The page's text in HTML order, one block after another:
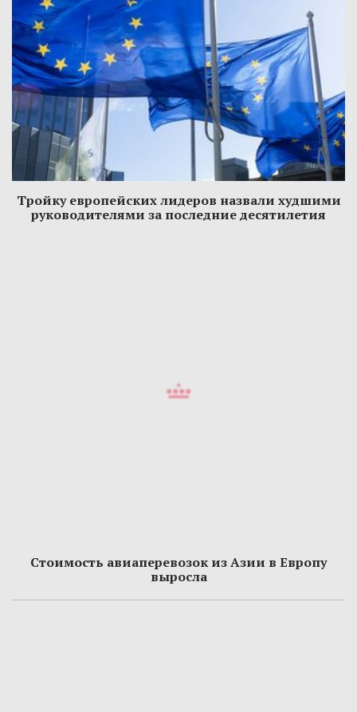
Тройку европейских лидеров назвали худшими
руководителями за последние десятилетия
Стоимость авиаперевозок из Азии в Европу
выросла